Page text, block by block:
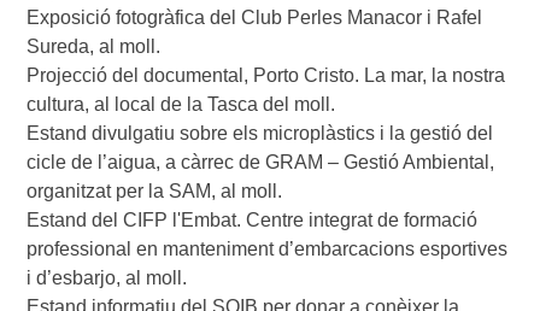
Exposició fotogràfica del Club Perles Manacor i Rafel
Sureda, al moll.
Projecció del documental, Porto Cristo. La mar, la nostra
cultura, al local de la Tasca del moll.
Estand divulgatiu sobre els microplàstics i la gestió del
cicle de l’aigua, a càrrec de GRAM – Gestió Ambiental,
organitzat per la SAM, al moll.
Estand del CIFP l'Embat. Centre integrat de formació
professional en manteniment d’embarcacions esportives
i d’esbarjo, al moll.
Estand informatiu del SOIB per donar a conèixer la